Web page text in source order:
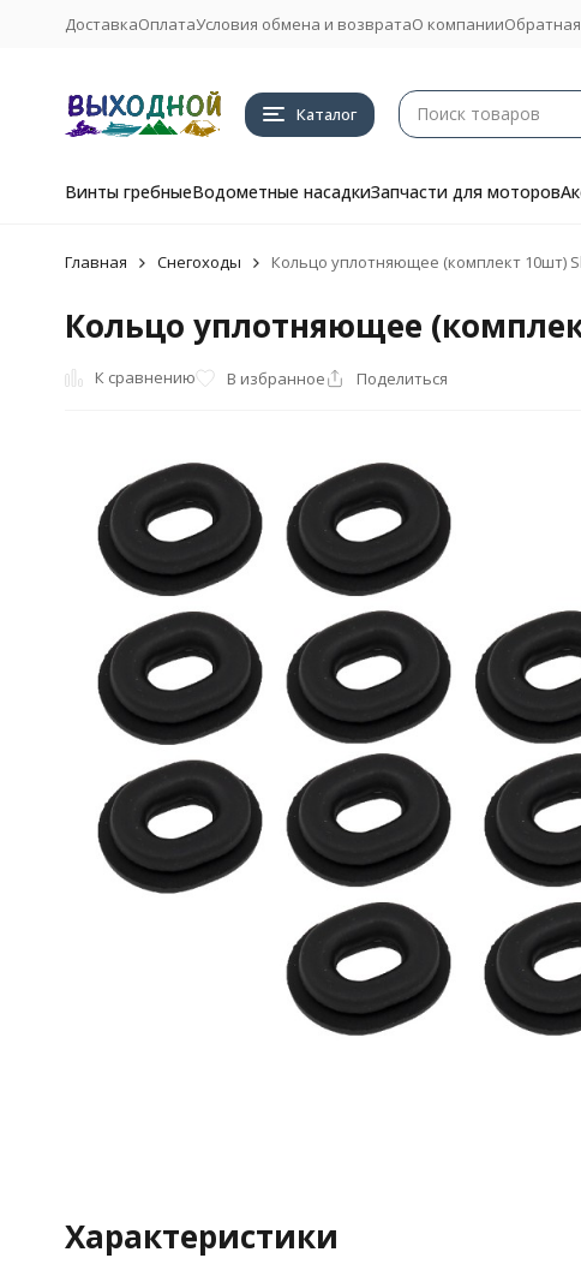
ДоставкаОплатаУсловия обмена и возвратаО компании
Каталог
Винты гребныеВодометные насадкиЗапчасти для моторов
Главная Снегоходы Кольцо уплотняющее (комплект 10шт)
Кольцо уплотняющее
К сравнению В избранное Поделиться
Характеристики